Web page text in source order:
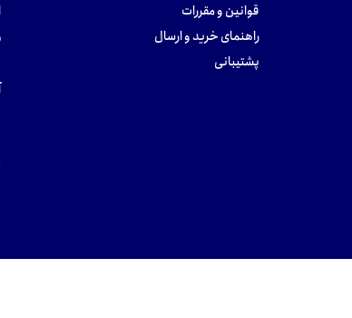
قوانین و مقررات
راهنمای خرید و ارسال
پشتیبانی